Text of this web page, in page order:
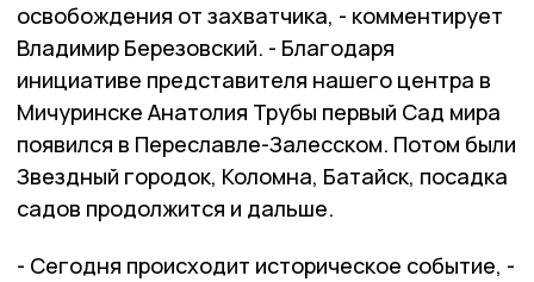
освобождения от захватчика, - комментирует
Владимир Березовский. - Благодаря
инициативе представителя нашего центра в
Мичуринске Анатолия Трубы первый Сад мира
появился в Переславле-Залесском. Потом были
Звездный городок, Коломна, Батайск, посадка
садов продолжится и дальше.
- Сегодня происходит историческое событие, -